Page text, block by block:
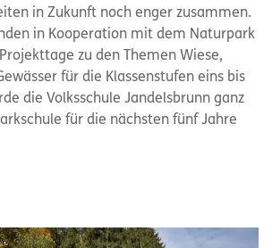
in Zukunft noch enger zusammen.
in Kooperation mit dem Naturpark
zu den Themen Wiese,
für die Klassenstufen eins bis
die Volksschule Jandelsbrunn ganz
für die nächsten fünf Jahre